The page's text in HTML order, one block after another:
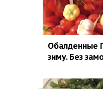
зиму. Без